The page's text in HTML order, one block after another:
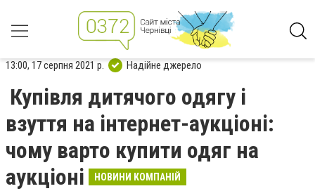
13:00, 17 серпня 2021 р. Надійне джерело
Купівля дитячого одягу і
взуття на інтернет-аукціоні:
чому варто купити одяг на
аукціоні
НОВИНИ КОМПАНІЙ